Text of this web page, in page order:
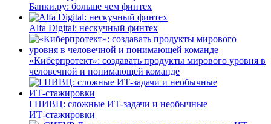
Банки.ру: больше чем финтех
Alfa Digital: нескучный финтех
«Киберпротект»: создавать продукты мирового уровня в
человечной и понимающей команде
ГНИВЦ: сложные ИТ‑задачи и необычные
ИТ‑стажировки